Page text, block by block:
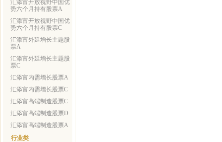
汇添富开放视野中国优
势六个月持有股票A
汇添富开放视野中国优
势六个月持有股票C
汇添富外延增长主题股
票A
汇添富外延增长主题股
票C
汇添富内需增长股票A
汇添富内需增长股票C
汇添富高端制造股票C
汇添富高端制造股票D
汇添富高端制造股票A
行业类